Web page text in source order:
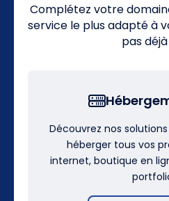
Complétez votre
service le plus adapté à
pas
Découvrez nos
héberger tous vos
internet, boutique en